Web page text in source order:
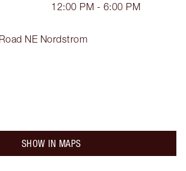
NE Nordstrom
12:00 PM - 6:00 PM
SHOW IN MAPS